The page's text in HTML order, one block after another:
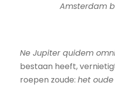
Amsterdam
Ne Jupiter quidem
bestaan heeft,
roepen zoude: het